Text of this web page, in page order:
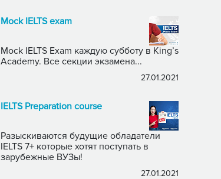
Mock IELTS exam
Mock IELTS Exam каждую субботу в King’s
Academy. Все секции экзамена...
27.01.2021
IELTS Preparation course
Разыскиваются будущие обладатели
IELTS 7+ которые хотят поступать в
зарубежные ВУЗы!
27.01.2021